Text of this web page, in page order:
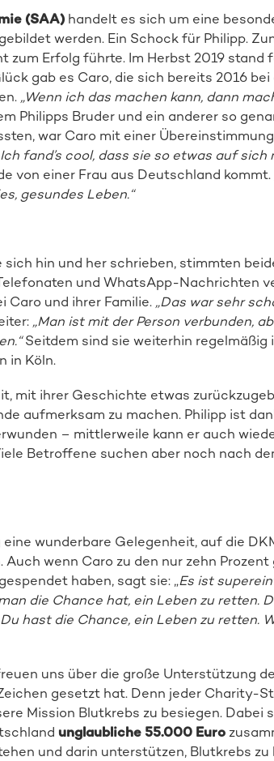
(SAA)handelt es sich um eine
werden. Ein Schock für Philipp.
zum Erfolg führte. Im Herbst 2019 stand
gab es Caro, die sich bereits 2016 bei
„Wenn ich das machen kann, dann
Philipps Bruder und ein anderer so
war Caro mit einer
fand’s cool, dass sie so etwas auf sich
von einer Frau aus Deutschland kommt.
gesundes Leben.“
hin und her schrieben, stimmten
und WhatsApp-Nachrichten
Caro und ihrer Familie. „Das war sehr
„Man ist mit der Person verbunden,
Seitdem sind sie weiterhin regelmäßig
in Köln.
mit ihrer Geschichte etwas
aufmerksam zu machen. Philipp ist
– mittlerweile kann er auch
Betroffene suchen aber noch nach
wunderbare Gelegenheit, auf die
wenn Caro zu den nur zehn
haben, sagt sie: „Es ist
die Chance hat, ein Leben zu retten.
hast die Chance, ein Leben zu retten.
uns über die große Unterstützung
gesetzt hat. Denn jeder Charity-
Mission Blutkrebs zu besiegen. Dabei
unglaubliche 55.000 Euro
und darin unterstützen, Blutkrebs zu